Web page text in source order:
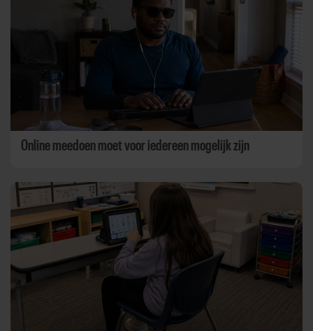
Online meedoen moet voor iedereen mogelijk zijn